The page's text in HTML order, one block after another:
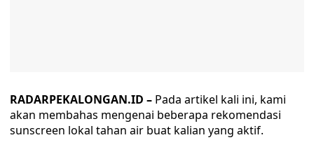
RADARPEKALONGAN.ID – Pada artikel kali ini, kami
akan membahas mengenai beberapa rekomendasi
sunscreen lokal tahan air buat kalian yang aktif.